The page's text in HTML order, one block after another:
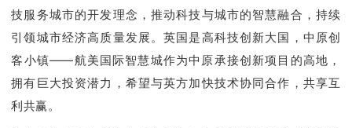
技服务城市的开发理念，推动科技与城市的智慧融合，持续
引领城市经济高质量发展。英国是高科技创新大国，中原创
客小镇——航美国际智慧城作为中原承接创新项目的高地，
拥有巨大投资潜力，希望与英方加快技术协同合作，共享互
利共赢。